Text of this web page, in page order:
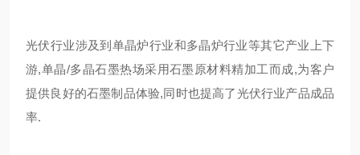
光伏行业涉及到单晶炉行业和多晶炉行业等其它产业上下
游,单晶/多晶石墨热场采用石墨原材料精加工而成,为客户
提供良好的石墨制品体验,同时也提高了光伏行业产品成品
率.